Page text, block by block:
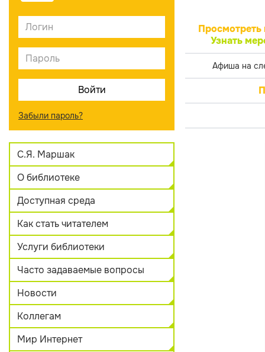
Забыли пароль?
С.Я. Маршак
О библиотеке
Доступная среда
Как стать читателем
Услуги библиотеки
Часто задаваемые вопросы
Новости
Коллегам
Мир Интернет
Просмотреть
Узнать
Афиша на